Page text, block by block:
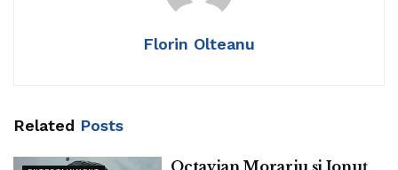
Florin Olteanu
Related Posts
Octavian Morariu și Ionuț